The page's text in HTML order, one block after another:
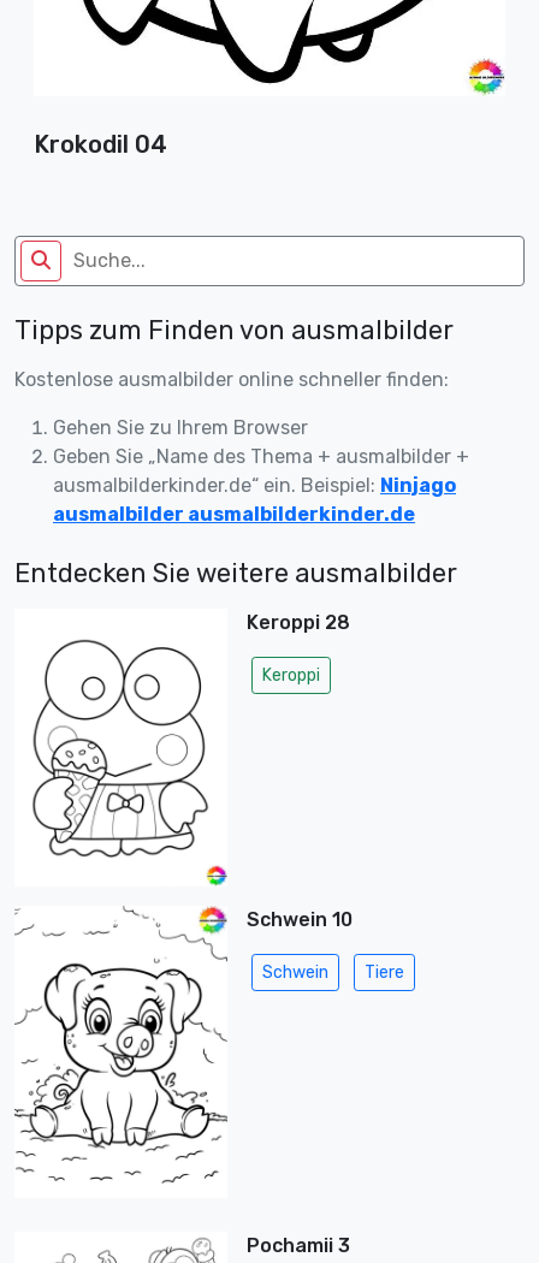
Krokodil 04
Tipps zum Finden von ausmalbilder
Kostenlose ausmalbilder online schneller finden:
Gehen Sie zu Ihrem Browser
Geben Sie „Name des Thema + ausmalbilder +
ausmalbilderkinder.de“ ein. Beispiel: Ninjago
ausmalbilder ausmalbilderkinder.de
Entdecken Sie weitere ausmalbilder
Keroppi 28
Keroppi
Schwein 10
Schwein Tiere
Pochamii 3